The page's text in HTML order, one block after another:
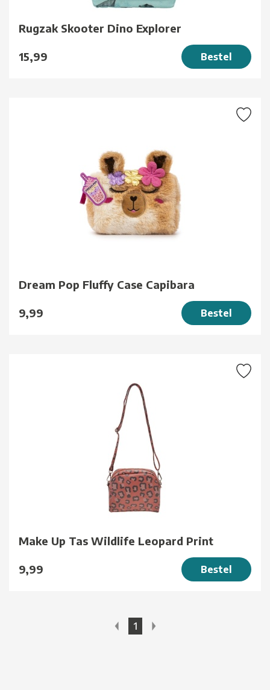
Rugzak Skooter Dino Explorer
15,99 Bestel
Dream Pop Fluffy Case Capibara
9,99 Bestel
Make Up Tas Wildlife Leopard Print
9,99 Bestel
1